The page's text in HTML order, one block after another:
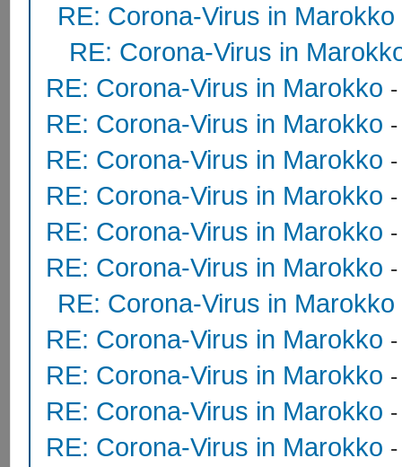
RE: Corona-Virus in Marokko
RE: Corona-Virus in
RE: Corona-Virus in Marokko
RE: Corona-Virus in Marokko
RE: Corona-Virus in Marokko
RE: Corona-Virus in Marokko
RE: Corona-Virus in Marokko
RE: Corona-Virus in Marokko
RE: Corona-Virus in Marokko
RE: Corona-Virus in Marokko
RE: Corona-Virus in Marokko
RE: Corona-Virus in Marokko
RE: Corona-Virus in Marokko